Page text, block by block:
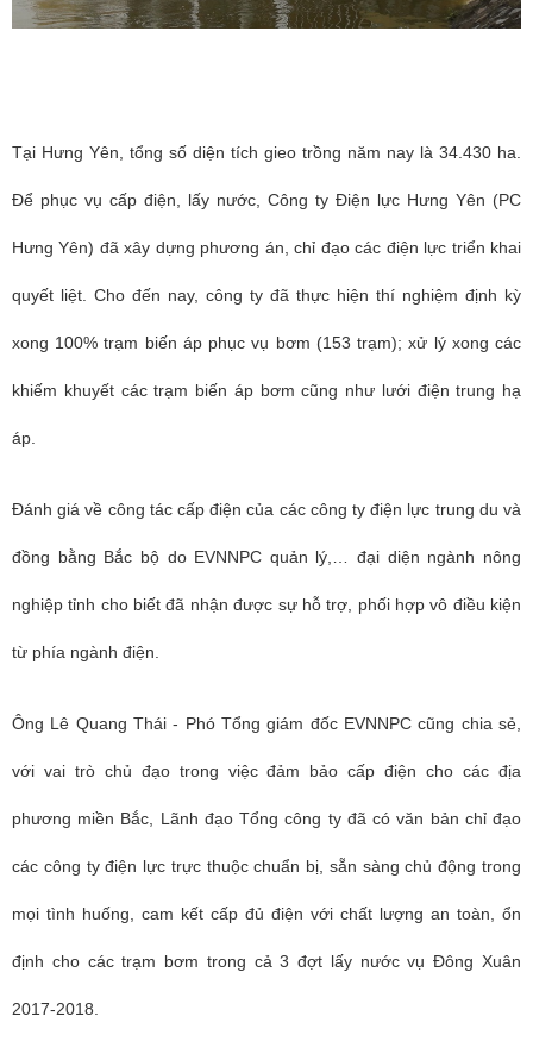
Tại Hưng Yên, tổng số diện tích gieo trồng năm nay là 34.430 ha.
Để phục vụ cấp điện, lấy nước, Công ty Điện lực Hưng Yên (PC
Hưng Yên) đã xây dựng phương án, chỉ đạo các điện lực triển khai
quyết liệt. Cho đến nay, công ty đã thực hiện thí nghiệm định kỳ
xong 100% trạm biến áp phục vụ bơm (153 trạm); xử lý xong các
khiếm khuyết các trạm biến áp bơm cũng như lưới điện trung hạ
áp.
Đánh giá về công tác cấp điện của các công ty điện lực trung du và
đồng bằng Bắc bộ do EVNNPC quản lý,… đại diện ngành nông
nghiệp tỉnh cho biết đã nhận được sự hỗ trợ, phối hợp vô điều kiện
từ phía ngành điện.
Ông Lê Quang Thái - Phó Tổng giám đốc EVNNPC cũng chia sẻ,
với vai trò chủ đạo trong việc đảm bảo cấp điện cho các địa
phương miền Bắc, Lãnh đạo Tổng công ty đã có văn bản chỉ đạo
các công ty điện lực trực thuộc chuẩn bị, sẵn sàng chủ động trong
mọi tình huống, cam kết cấp đủ điện với chất lượng an toàn, ổn
định cho các trạm bơm trong cả 3 đợt lấy nước vụ Đông Xuân
2017-2018.